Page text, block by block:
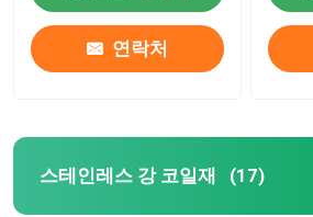
연락처
스테인레스 강 코일재 (17)